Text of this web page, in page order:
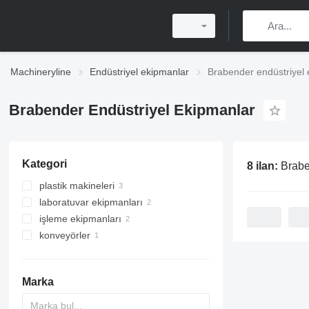
Machineryline Endüstriyel ekipmanlar Brabender endüstriyel
Brabender Endüstriyel Ekipmanlar
Kategori
plastik makineleri
plastik ekstrüzyon makineleri
laboratuvar ekipmanları
deney tezgahları
diğer laboratuvar ekipmanları
işleme ekipmanları
karıştırma ekipmanları
konveyörler
Marka
8 ilan: